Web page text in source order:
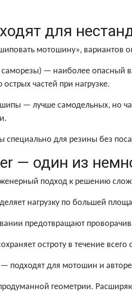
для
мотошину», вариантов
— наиболее опасный
частей при нагрузке.
— лучше самодельных, но
специально для резины без
— один из
подход к решению
нагрузку по большей
предотвращают
остроту в течение всего
подходят для мотошин и
геометрии.